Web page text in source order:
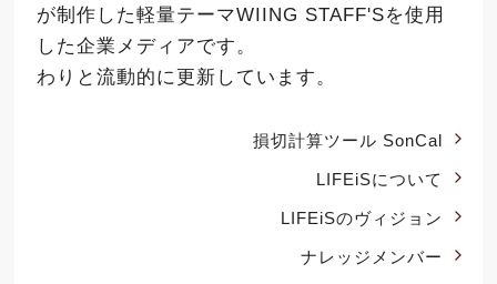
が制作した軽量テーマWIING STAFF'Sを使用
した企業メディアです。
わりと流動的に更新しています。
損切計算ツール SonCal
LIFEiSについて
LIFEiSのヴィジョン
ナレッジメンバー